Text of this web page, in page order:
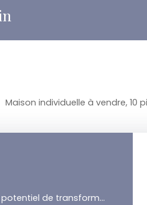
Maison individuelle à vendre, 10
beau potentiel de transformation